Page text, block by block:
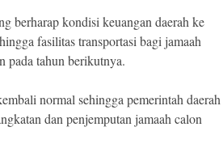
berharap kondisi keuangan daerah ke
fasilitas transportasi bagi jamaah
pada tahun berikutnya.
normal sehingga pemerintah daerah
dan penjemputan jamaah calon